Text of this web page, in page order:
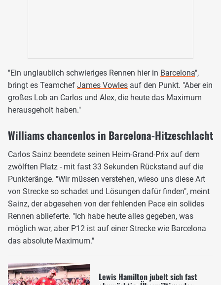
"Ein unglaublich schwieriges Rennen hier in Barcelona",
bringt es Teamchef James Vowles auf den Punkt. "Aber ein
großes Lob an Carlos und Alex, die heute das Maximum
herausgeholt haben."
Williams chancenlos in Barcelona-Hitzeschlacht
Carlos Sainz beendete seinen Heim-Grand-Prix auf dem
zwölften Platz - mit fast 33 Sekunden Rückstand auf die
Punkteränge. "Wir müssen verstehen, wieso uns diese Art
von Strecke so schadet und Lösungen dafür finden", meint
Sainz, der abgesehen von der fehlenden Pace ein solides
Rennen ablieferte. "Ich habe heute alles gegeben, was
möglich war, aber P12 ist auf einer Strecke wie Barcelona
das absolute Maximum."
Lewis Hamilton jubelt sich fast